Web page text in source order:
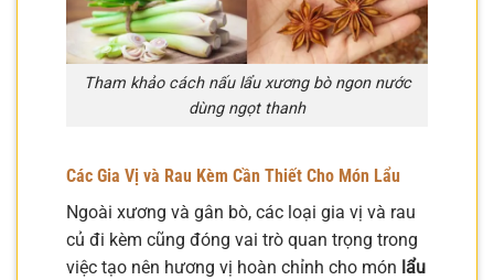
Tham khảo cách nấu lẩu xương bò ngon nước
dùng ngọt thanh
Các Gia Vị và Rau Kèm Cần Thiết Cho Món Lẩu
Ngoài xương và gân bò, các loại gia vị và rau
củ đi kèm cũng đóng vai trò quan trọng trong
việc tạo nên hương vị hoàn chỉnh cho món lẩu